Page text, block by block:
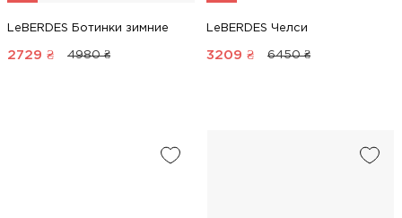
LeBERDES Ботинки зимние
2729 ₴ 4980 ₴
LeBERDES Челси
3209 ₴ 6450 ₴